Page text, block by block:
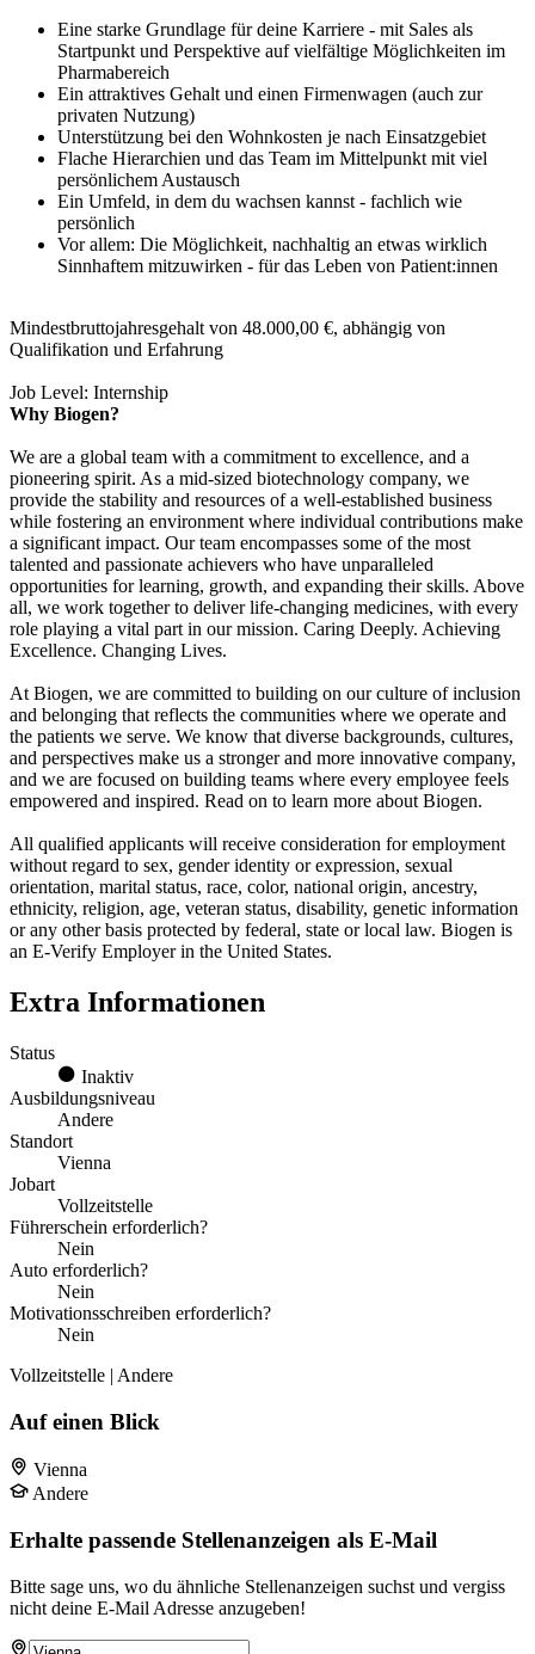
Eine starke Grundlage für deine Karriere - mit Sales als
Startpunkt und Perspektive auf vielfältige Möglichkeiten im
Pharmabereich
Ein attraktives Gehalt und einen Firmenwagen (auch zur
privaten Nutzung)
Unterstützung bei den Wohnkosten je nach Einsatzgebiet
Flache Hierarchien und das Team im Mittelpunkt mit viel
persönlichem Austausch
Ein Umfeld, in dem du wachsen kannst - fachlich wie
persönlich
Vor allem: Die Möglichkeit, nachhaltig an etwas wirklich
Sinnhaftem mitzuwirken - für das Leben von Patient:innen
Mindestbruttojahresgehalt von 48.000,00 €, abhängig von
Qualifikation und Erfahrung
Job Level: Internship
Why Biogen?
We are a global team with a commitment to excellence, and a
pioneering spirit. As a mid-sized biotechnology company, we
provide the stability and resources of a well-established business
while fostering an environment where individual contributions make
a significant impact. Our team encompasses some of the most
talented and passionate achievers who have unparalleled
opportunities for learning, growth, and expanding their skills. Above
all, we work together to deliver life-changing medicines, with every
role playing a vital part in our mission. Caring Deeply. Achieving
Excellence. Changing Lives.
At Biogen, we are committed to building on our culture of inclusion
and belonging that reflects the communities where we operate and
the patients we serve. We know that diverse backgrounds, cultures,
and perspectives make us a stronger and more innovative company,
and we are focused on building teams where every employee feels
empowered and inspired. Read on to learn more about Biogen.
All qualified applicants will receive consideration for employment
without regard to sex, gender identity or expression, sexual
orientation, marital status, race, color, national origin, ancestry,
ethnicity, religion, age, veteran status, disability, genetic information
or any other basis protected by federal, state or local law. Biogen is
an E-Verify Employer in the United States.
Extra Informationen
Status
Inaktiv
Ausbildungsniveau
Andere
Standort
Vienna
Jobart
Vollzeitstelle
Führerschein erforderlich?
Nein
Auto erforderlich?
Nein
Motivationsschreiben erforderlich?
Nein
Vollzeitstelle | Andere
Auf einen Blick
Vienna
Andere
Erhalte passende Stellenanzeigen als E-Mail
Bitte sage uns, wo du ähnliche Stellenanzeigen suchst und vergiss
nicht deine E-Mail Adresse anzugeben!